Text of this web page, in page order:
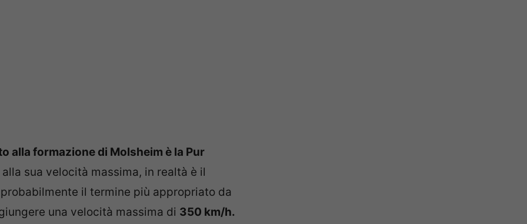
alla formazione di Molsheim è la Pur
sua velocità massima, in realtà è il
il termine più appropriato da
una velocità massima di 350 km/h.